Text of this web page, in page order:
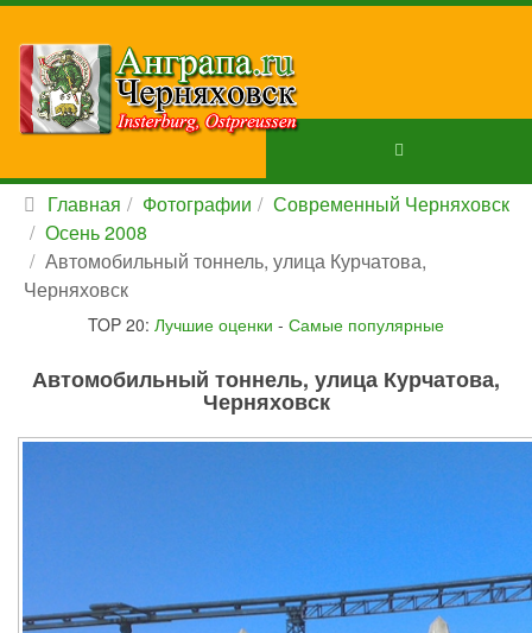
Главная Фотографии
Современный Черняховск
Осень 2008
Автомобильный тоннель, улица Курчатова,
Черняховск
TOP 20: Лучшие оценки - Самые популярные
Автомобильный тоннель, улица Курчатова,
Черняховск